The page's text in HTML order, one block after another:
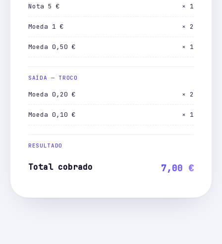
Nota 5 € × 1
Moeda 1 € × 2
Moeda 0,50 € × 1
SAÍDA — TROCO
Moeda 0,20 € × 2
Moeda 0,10 € × 1
RESULTADO
Total cobrado 7,00 €